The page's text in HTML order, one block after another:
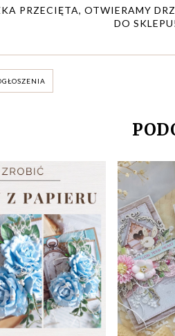
PRZECIĘTA, OTWIERAMY
DO